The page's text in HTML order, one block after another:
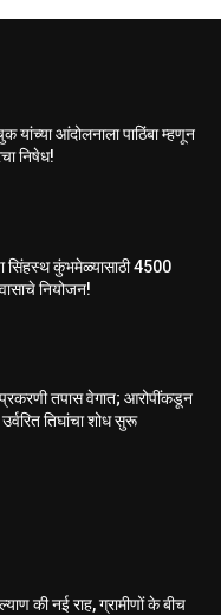
यांच्या आंदोलनाला पाठिंबा म्हणून
निषेध!
सिंहस्थ कुंभमेळ्यासाठी 4500
नियोजन!
तपास वेगात; आरोपींकडून
तिघांचा शोध सुरू
की नई राह, ग्रामीणों के बीच